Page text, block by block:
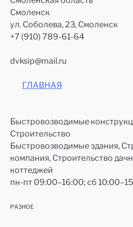
Смоленск
ул. Соболева, 23, Смоленск
+7 (910) 789-61-64
dvksip@mail.ru
ГЛАВНАЯ
Быстровозводимые
Строительство
Быстровозводимые здания,
компания, Строительство
коттеджей
пн-пт 09:00–16:00; сб
РАЗНОЕ